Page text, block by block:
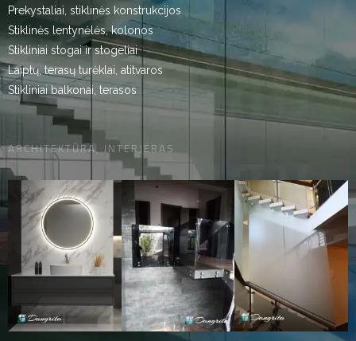
Prekystaliai, stiklinės konstrukcijos
Stiklinės lentynėlės, kolonos
Stikliniai stogai ir stogeliai
Laiptų, terasų turėklai, atitvaros
Stikliniai balkonai, terasos
ARCHITEKTŪRA, INTERJERAS